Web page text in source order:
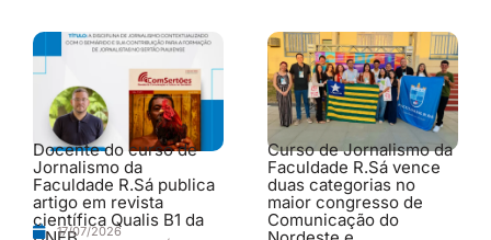
Docente do curso de
Jornalismo da
Faculdade R.Sá publica
artigo em revista
científica Qualis B1 da
17/07/2026
Curso de Jornalismo da
Faculdade R.Sá vence
duas categorias no
maior congresso de
Comunicação do